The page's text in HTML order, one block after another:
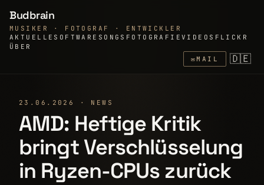
Budbrain
MUSIKER · FOTOGRAF · ENTWICKLER
AKTUELLE SOFTWARE SONGS FOTOGRAFIEVIDEOS FLICKR
ÜBER
✉MAIL 🇩🇪
23.06.2026 · NEWS
AMD: Heftige Kritik
bringt Verschlüsselung
in Ryzen-CPUs zurück